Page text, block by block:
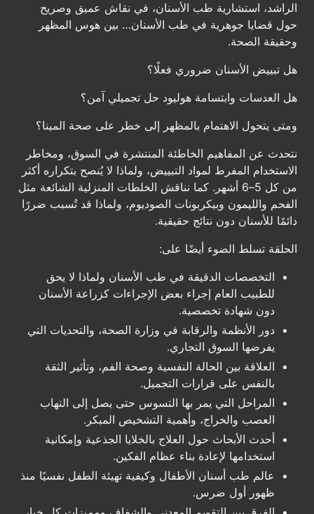
الراشد، استشارية طب الأسنان، في نقاش عميق وصريح
حول قضايا جوهرية في طب الأسنان… بين هوس المظهر
وحقيقة الصحة.
هل تبييض الأسنان ضروري فعلًا؟
هل العدسات وابتسامة هوليود حل تجميلي آمن؟
ومتى يتحول الاهتمام بالمظهر إلى خطر على صحة المينا؟
نتحدث عن المفاهيم الخاطئة المنتشرة في السوق، ومخاطر
الاستخدام المفرط لمواد التبييض، ولماذا لا يُنصح بتكراره أكثر
من كل 5–6 أشهر. كما نناقش الخلطات المنزلية الشائعة مثل
الفحم والليمون وبيكربونات الصوديوم، ولماذا قد تُسبب ضررًا
دائمًا للأسنان دون نتائج حقيقية.
الحلقة تسلط الضوء أيضًا على:
التخصصات الدقيقة في طب الأسنان ولماذا لا يحق
للطبيب العام إجراء بعض الإجراءات كزراعة الأسنان
دون شهادة تخصصية.
دور الأنظمة والرقابة في وزارة الصحة، والتحديات التي
يفرضها السوق التجاري.
العلاقة بين الحالة النفسية وصحة الفم، وتأثير الثقة
بالنفس على قرارات التجميل.
المراحل التي يمر بها التسوس حتى يصل إلى التهاب
العصب والخراج، وأهمية التشخيص المبكر.
أحدث الأبحاث حول العلاج بالخلايا الجذعية وإمكانية
استخدامها لإعادة بناء عظام الفكين.
عالم طب أسنان الأطفال وكيفية تهيئة الطفل نفسيًا منذ
ظهور أول ضرس.